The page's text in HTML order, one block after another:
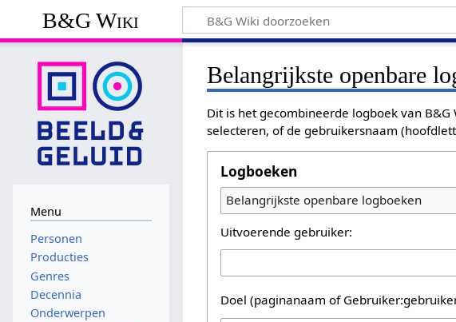
B&G Wiki
Belangrijkste openbare
Dit is het gecombineerde logboek van
selecteren, of de gebruikersnaam
Logboeken
Belangrijkste openbare logboeken
Uitvoerende gebruiker:
Doel (paginanaam of
Menu
Personen
Producties
Genres
Decennia
Onderwerpen